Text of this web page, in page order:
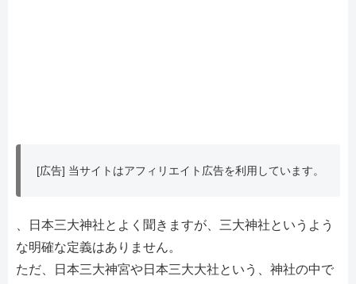
[広告] 当サイトはアフィリエイト広告を利用しています。
、日本三大神社とよく聞きますが、三大神社というよう
な明確な定義はありません。
ただ、日本三大神宮や日本三大大社という、神社の中で